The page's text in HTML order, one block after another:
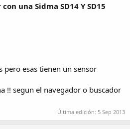
una Sidma SD14 Y SD15
pero esas tienen un sensor
!! segun el navegador o buscador
Última edición: 5 Sep 2013